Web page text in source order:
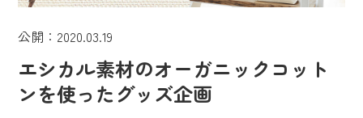
公開：2020.03.19
エシカル素材のオーガニックコット
ンを使ったグッズ企画